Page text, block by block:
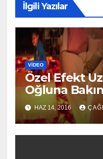
İlgili Yazılar
VIDEO
Özel Efekt
Oğluna
HAZ 14, 2016